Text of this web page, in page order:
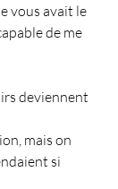
vous avait le
de me
deviennent
mais on
si